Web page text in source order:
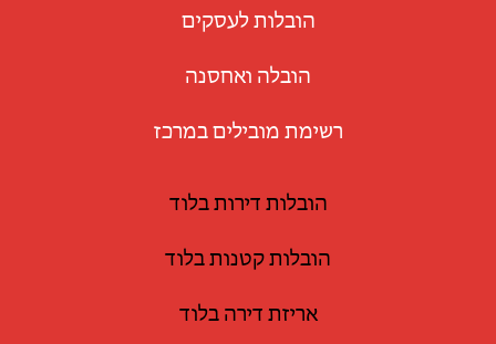
הובלות לעסקים
הובלה ואחסנה
רשימת מובילים במרכז
הובלות דירות בלוד
הובלות קטנות בלוד
אריזת דירה בלוד